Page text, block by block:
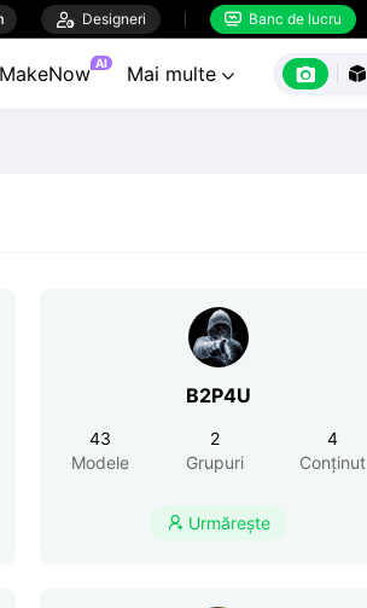
 Designeri  Banc de lucru
MakeNow AI Mai multe   
B2P4U
43
Modele
2
Grupuri
4
Conținut
 Urmărește